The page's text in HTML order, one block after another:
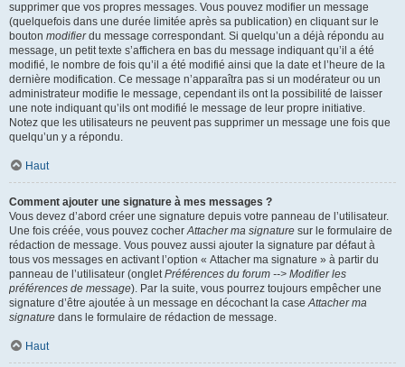
supprimer que vos propres messages. Vous pouvez modifier un message
(quelquefois dans une durée limitée après sa publication) en cliquant sur le
bouton modifierdu message correspondant. Si quelqu’un a déjà répondu au
message, un petit texte s’affichera en bas du message indiquant qu’il a été
modifié, le nombre de fois qu’il a été modifié ainsi que la date et l’heure de la
dernière modification. Ce message n’apparaîtra pas si un modérateur ou un
administrateur modifie le message, cependant ils ont la possibilité de laisser
une note indiquant qu’ils ont modifié le message de leur propre initiative.
Notez que les utilisateurs ne peuvent pas supprimer un message une fois que
quelqu’un y a répondu.
Haut
Comment ajouter une signature à mes messages ?
Vous devez d’abord créer une signature depuis votre panneau de l’utilisateur.
Une fois créée, vous pouvez cocherAttacher ma signature sur le formulaire de
rédaction de message. Vous pouvez aussi ajouter la signature par défaut à
tous vos messages en activant l’option « Attacher ma signature » à partir du
panneau de l’utilisateur (ongletPréférences du forum --> Modifier les
préférences de message). Par la suite, vous pourrez toujours empêcher une
signature d’être ajoutée à un message en décochant la caseAttacher ma
signature dans le formulaire de rédaction de message.
Haut